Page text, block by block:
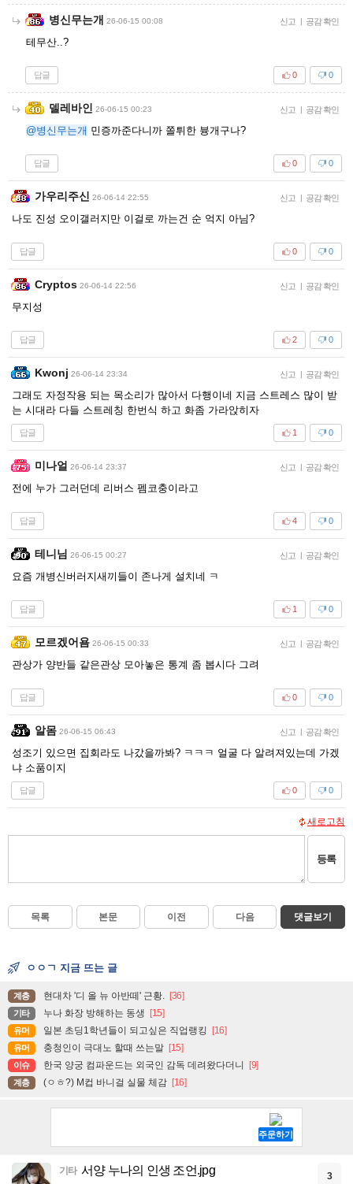
병신무는개 26-06-15 00:08 신고 | 공감 확인
테무산..?
답글 0
0
델레바인 26-06-15 00:23 신고 | 공감 확인
@병신무는개 민증까준다니까 쫄튀한 븅개구나?
답글 0
0
가우리주신 26-06-14 22:55 신고 | 공감 확인
나도 진성 오이갤러지만 이걸로 까는건 순 억지 아님?
답글 0
0
Cryptos 26-06-14 22:56 신고 | 공감 확인
무지성
답글 0
2
Kwonj 26-06-14 23:34 신고 | 공감 확인
그래도 자정작용 되는 목소리가 많아서 다행이네 지금 스트레스 많이 받
는 시대라 다들 스트레칭 한번식 하고 화좀 가라앉히자
답글 0
1
미나얼 26-06-14 23:37 신고 | 공감 확인
전에 누가 그러던데 리버스 펨코충이라고
답글 0
4
테니님 26-06-15 00:27 신고 | 공감 확인
요즘 개병신버러지새끼들이 존나게 설치네 ㅋ
답글 0
1
모르겠어욤 26-06-15 00:33 신고 | 공감 확인
관상가 양반들 같은관상 모아놓은 통계 좀 봅시다 그려
답글 0
0
알몸 26-06-15 06:43 신고 | 공감 확인
성조기 있으면 집회라도 나갔을까봐? ㅋㅋㅋ 얼굴 다 알려져있는데 가겠
냐 소품이지
답글 0
0
새로고침
등록
목록 본문 이전 다음 댓글보기
ㅇㅇㄱ 지금 뜨는 글
계층 현대차 '디 올 뉴 아반떼' 근황. [36]
기타 누나 화장 방해하는 동생 [15]
유머 일본 초딩1학년들이 되고싶은 직업랭킹 [16]
유머 충청인이 극대노 할때 쓰는말 [15]
이슈 한국 양궁 컴파운드는 외국인 감독 데려왔다더니 [9]
계층 (ㅇㅎ?) M컵 바니걸 실물 체감 [16]
기타 서양 누나의 인생 조언.jpg 3